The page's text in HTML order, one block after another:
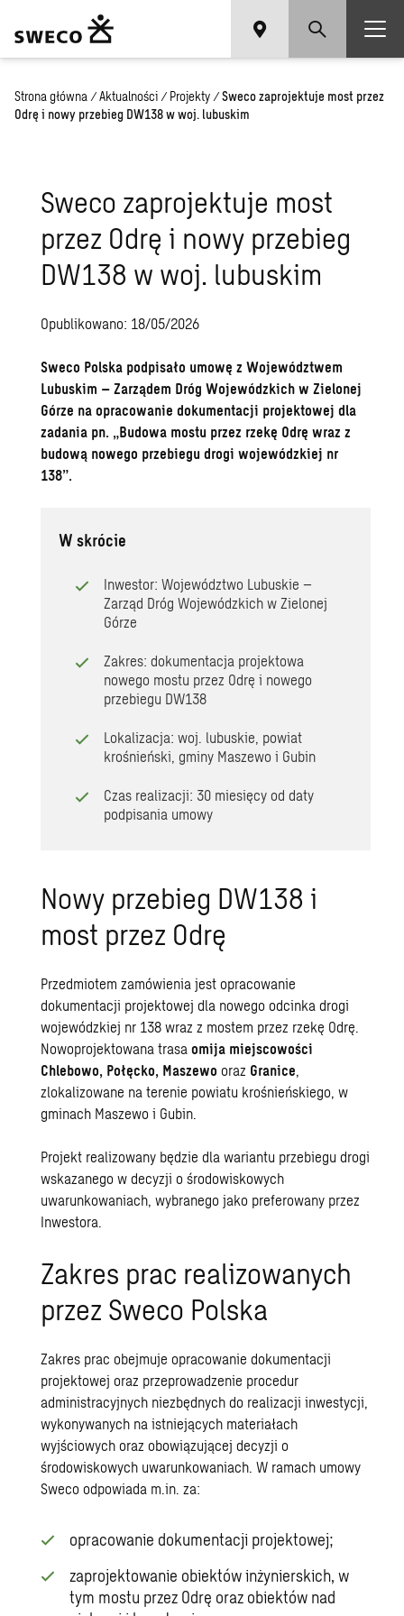
Strona główna / Aktualności / Projekty / Sweco zaprojektuje most przez
Odrę i nowy przebieg DW138 w woj. lubuskim
Sweco zaprojektuje most
przez Odrę i nowy przebieg
DW138 w woj. lubuskim
Opublikowano: 18/05/2026
Sweco Polska podpisało umowę z Województwem
Lubuskim – Zarządem Dróg Wojewódzkich w Zielonej
Górze na opracowanie dokumentacji projektowej dla
zadania pn. „Budowa mostu przez rzekę Odrę wraz z
budową nowego przebiegu drogi wojewódzkiej nr
138”.
W skrócie
Inwestor: Województwo Lubuskie –
Zarząd Dróg Wojewódzkich w Zielonej
Górze
Zakres: dokumentacja projektowa
nowego mostu przez Odrę i nowego
przebiegu DW138
Lokalizacja: woj. lubuskie, powiat
krośnieński, gminy Maszewo i Gubin
Czas realizacji: 30 miesięcy od daty
podpisania umowy
Nowy przebieg DW138 i
most przez Odrę
Przedmiotem zamówienia jest opracowanie
dokumentacji projektowej dla nowego odcinka drogi
wojewódzkiej nr 138 wraz z mostem przez rzekę Odrę.
Nowoprojektowana trasaomija miejscowości
Chlebowo, Połęcko, Maszewooraz Granice,
zlokalizowane na terenie powiatu krośnieńskiego, w
gminach Maszewo i Gubin.
Projekt realizowany będzie dla wariantu przebiegu drogi
wskazanego w decyzji o środowiskowych
uwarunkowaniach, wybranego jako preferowany przez
Inwestora.
Zakres prac realizowanych
przez Sweco Polska
Zakres prac obejmuje opracowanie dokumentacji
projektowej oraz przeprowadzenie procedur
administracyjnych niezbędnych do realizacji inwestycji,
wykonywanych na istniejących materiałach
wyjściowych oraz obowiązującej decyzji o
środowiskowych uwarunkowaniach. W ramach umowy
Sweco odpowiada m.in. za:
opracowanie dokumentacji projektowej;
zaprojektowanie obiektów inżynierskich, w
tym mostu przez Odrę oraz obiektów nad